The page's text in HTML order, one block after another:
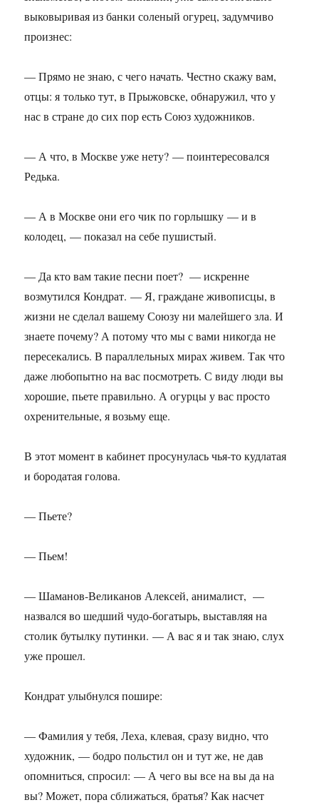
выковыривая из банки соленый огурец, задумчиво
произнес:
— Прямо не знаю, с чего начать. Честно скажу вам,
отцы: я только тут, в Прыжовске, обнаружил, что у
нас в стране до сих пор есть Союз художников.
— А что, в Москве уже нету? — поинтересовался
Редька.
— А в Москве они его чик по горлышку — и в
колодец, — показал на себе пушистый.
— Да кто вам такие песни поет? — искренне
возмутился Кондрат. — Я, граждане живописцы, в
жизни не сделал вашему Союзу ни малейшего зла. И
знаете почему? А потому что мы с вами никогда не
пересекались. В параллельных мирах живем. Так что
даже любопытно на вас посмотреть. С виду люди вы
хорошие, пьете правильно. А огурцы у вас просто
охренительные, я возьму еще.
В этот момент в кабинет просунулась чья-то кудлатая
и бородатая голова.
— Пьете?
— Пьем!
— Шаманов-Великанов Алексей, анималист, —
назвался во шедший чудо-богатырь, выставляя на
столик бутылку путинки. — А вас я и так знаю, слух
уже прошел.
Кондрат улыбнулся пошире:
— Фамилия у тебя, Леха, клевая, сразу видно, что
художник, — бодро польстил он и тут же, не дав
опомниться, спросил: — А чего вы все на вы да на
вы? Может, пора сближаться, братья? Как насчет